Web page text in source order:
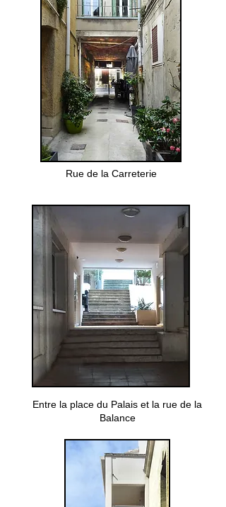
Rue de la Carreterie
Entre la place du Palais et la rue de la
Balance